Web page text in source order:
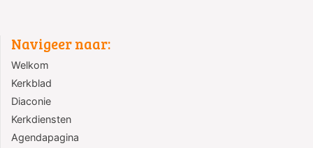
Navigeer naar:
Welkom
Kerkblad
Diaconie
Kerkdiensten
Agendapagina